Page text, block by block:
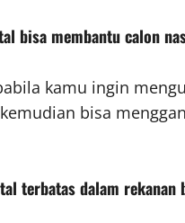
bisa membantu calon
kamu ingin
bisa
terbatas dalam